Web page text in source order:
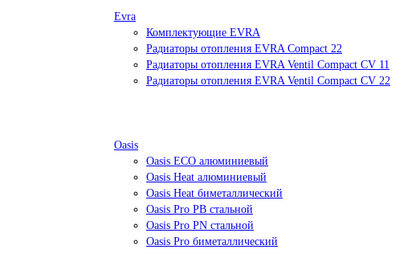
Evra
Комплектующие EVRA
Радиаторы отопления EVRA Compact 22
Радиаторы отопления EVRA Ventil Compact CV 11
Радиаторы отопления EVRA Ventil Compact CV 22
Oasis
Oasis ECO алюминиевый
Oasis Heat алюминиевый
Oasis Heat биметаллический
Oasis Pro PB стальной
Oasis Pro PN стальной
Oasis Pro биметаллический